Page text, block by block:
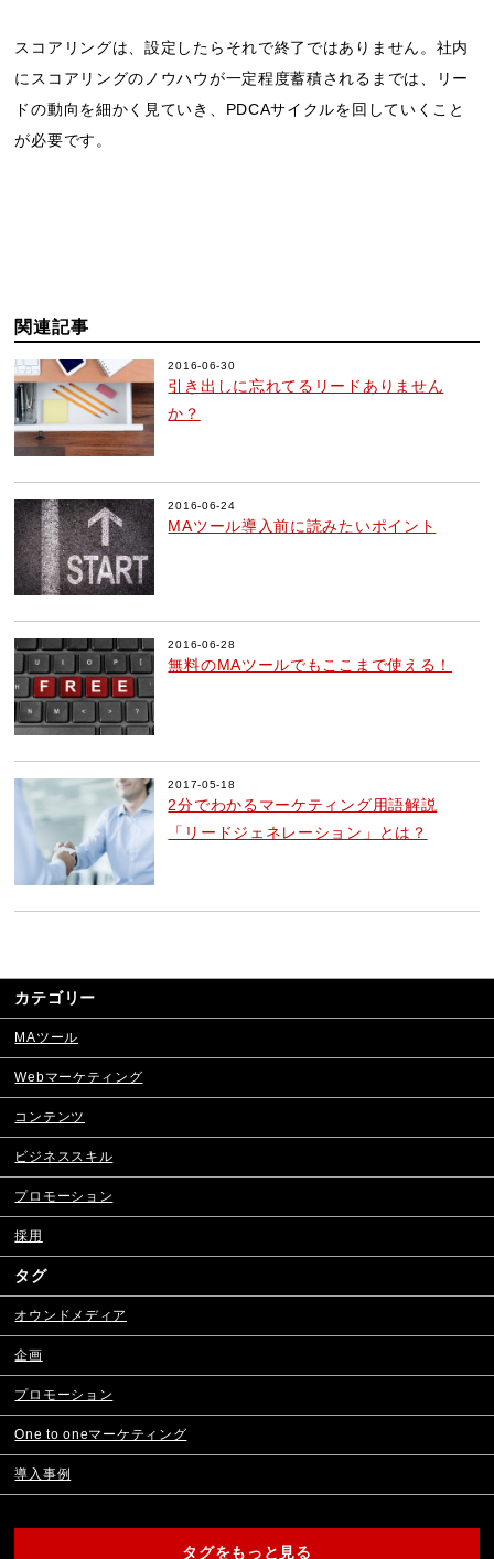
スコアリングは、設定したらそれで終了ではありません。社内
にスコアリングのノウハウが一定程度蓄積されるまでは、リー
ドの動向を細かく見ていき、PDCAサイクルを回していくこと
が必要です。
関連記事
2016-06-30
引き出しに忘れてるリードありません
か？
2016-06-24
MAツール導入前に読みたいポイント
2016-06-28
無料のMAツールでもここまで使える！
2017-05-18
2分でわかるマーケティング用語解説
「リードジェネレーション」とは？
カテゴリー
MAツール
Webマーケティング
コンテンツ
ビジネススキル
プロモーション
採用
タグ
オウンドメディア
企画
プロモーション
One to oneマーケティング
導入事例
タグをもっと見る